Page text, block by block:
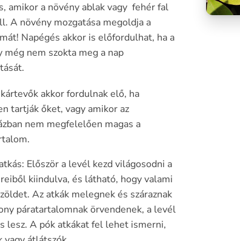
amikor a növény ablak vagy fehér fal
A növény mozgatása megoldja a
Napégés akkor is előfordulhat, ha a
még nem szokta meg a nap
akkor fordulnak elő, ha
tartják őket, vagy amikor az
nem megfelelően magas a
Először a levél kezd világosodni a
kiindulva, és látható, hogy valami
Az atkák melegnek és száraznak
páratartalomnak örvendenek, a levél
lesz. A pók atkákat fel lehet ismerni,